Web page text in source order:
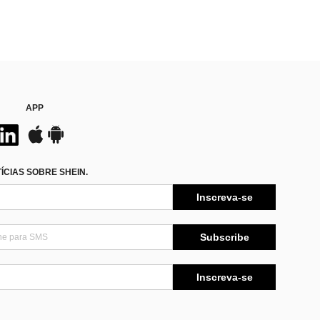
APP
SOBRE SHEIN.
Inscreva-se
Subscribe
Inscreva-se